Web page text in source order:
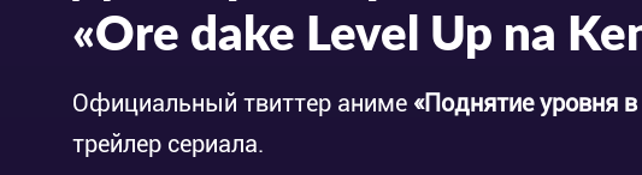
«Ore dake Level Up na
Официальный твиттер аниме «Поднятие уровня
трейлер сериала.